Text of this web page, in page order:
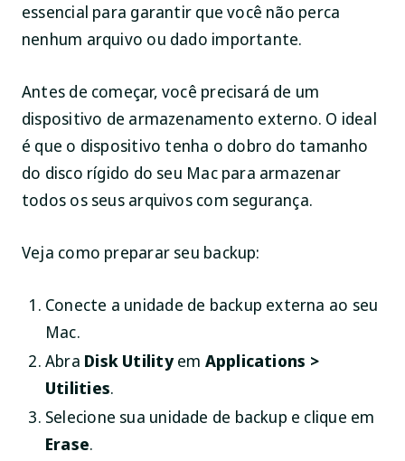
essencial para garantir que você não perca
nenhum arquivo ou dado importante.
Antes de começar, você precisará de um
dispositivo de armazenamento externo. O ideal
é que o dispositivo tenha o dobro do tamanho
do disco rígido do seu Mac para armazenar
todos os seus arquivos com segurança.
Veja como preparar seu backup:
Conecte a unidade de backup externa ao seu
Mac.
Abra Disk Utilityem Applications >
Utilities.
Selecione sua unidade de backup e clique em
Erase.